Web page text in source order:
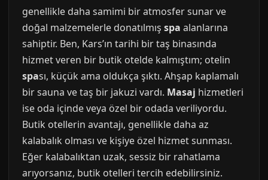
genellikle daha samimi bir atmosfer sunar ve
doğal malzemelerle donatılmış spa alanlarına
sahiptir. Ben, Kars’ın tarihi bir taş binasında
hizmet veren bir butik otelde kalmıştım; otelin
spası, küçük ama oldukça şıktı. Ahşap kaplamalı
bir sauna ve taş bir jakuzi vardı. Masaj hizmetleri
ise oda içinde veya özel bir odada veriliyordu.
Butik otellerin avantajı, genellikle daha az
kalabalık olması ve kişiye özel hizmet sunması.
Eğer kalabalıktan uzak, sessiz bir rahatlama
arıyorsanız, butik otelleri tercih edebilirsiniz.